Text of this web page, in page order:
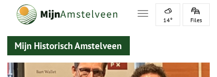
Toggle navigation
14° Files
Mijn Historisch Amstelveen